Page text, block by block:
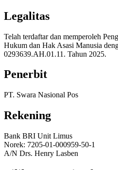
Legalitas
Telah terdaftar dan memperoleh
Hukum dan Hak Asasi Manusia
0293639.AH.01.11. Tahun 2025.
Penerbit
PT. Swara Nasional Pos
Rekening
Bank BRI Unit Limus
Norek: 7205-01-000959-50-1
A/N Drs. Henry Lasben